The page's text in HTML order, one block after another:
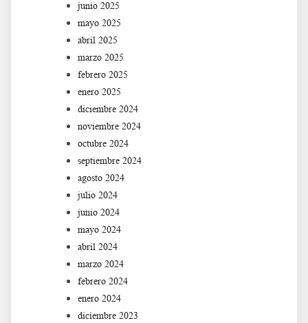
junio 2025
mayo 2025
abril 2025
marzo 2025
febrero 2025
enero 2025
diciembre 2024
noviembre 2024
octubre 2024
septiembre 2024
agosto 2024
julio 2024
junio 2024
mayo 2024
abril 2024
marzo 2024
febrero 2024
enero 2024
diciembre 2023